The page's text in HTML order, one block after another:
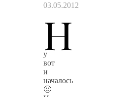
03.05.2012
Н
у
вот
и
началось
🙂